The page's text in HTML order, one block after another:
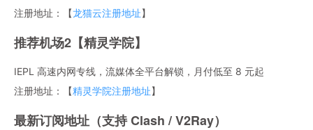
注册地址：【龙猫云注册地址】
推荐机场2【精灵学院】
IEPL 高速内网专线，流媒体全平台解锁，月付低至 8 元起
注册地址：【精灵学院注册地址】
最新订阅地址（支持 Clash / V2Ray）